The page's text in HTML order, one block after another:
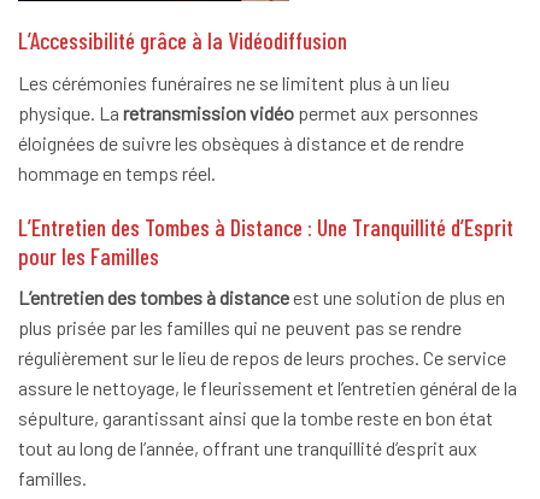
L’Accessibilité grâce à la Vidéodiffusion
Les cérémonies funéraires ne se limitent plus à un lieu
physique. La retransmission vidéo permet aux personnes
éloignées de suivre les obsèques à distance et de rendre
hommage en temps réel.
L’Entretien des Tombes à Distance : Une Tranquillité d’Esprit
pour les Familles
L’entretien des tombes à distanceest une solution de plus en
plus prisée par les familles qui ne peuvent pas se rendre
régulièrement sur le lieu de repos de leurs proches. Ce service
assure le nettoyage, le fleurissement et l’entretien général de la
sépulture, garantissant ainsi que la tombe reste en bon état
tout au long de l’année, offrant une tranquillité d’esprit aux
familles.